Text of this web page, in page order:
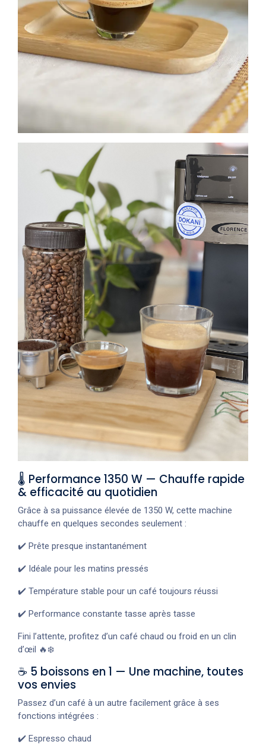
🌡️ Performance 1350 W — Chauffe rapide
& efficacité au quotidien
Grâce à sa puissance élevée de 1350 W, cette machine
chauffe en quelques secondes seulement :
✔️ Prête presque instantanément
✔️ Idéale pour les matins pressés
✔️ Température stable pour un café toujours réussi
✔️ Performance constante tasse après tasse
Fini l’attente, profitez d’un café chaud ou froid en un clin
d’œil 🔥❄️
☕ 5 boissons en 1 — Une machine, toutes
vos envies
Passez d’un café à un autre facilement grâce à ses
fonctions intégrées :
✔️ Espresso chaud